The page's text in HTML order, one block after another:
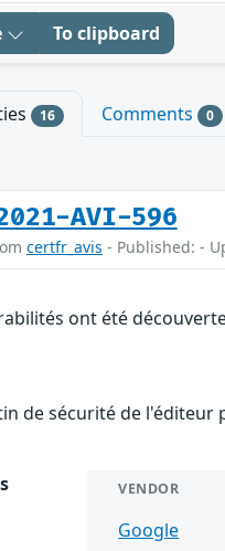
To clipboard
16 Comments 0
2021-AVI-596
certfr_avis - Published: -
ont été
de sécurité de
VENDOR
Google